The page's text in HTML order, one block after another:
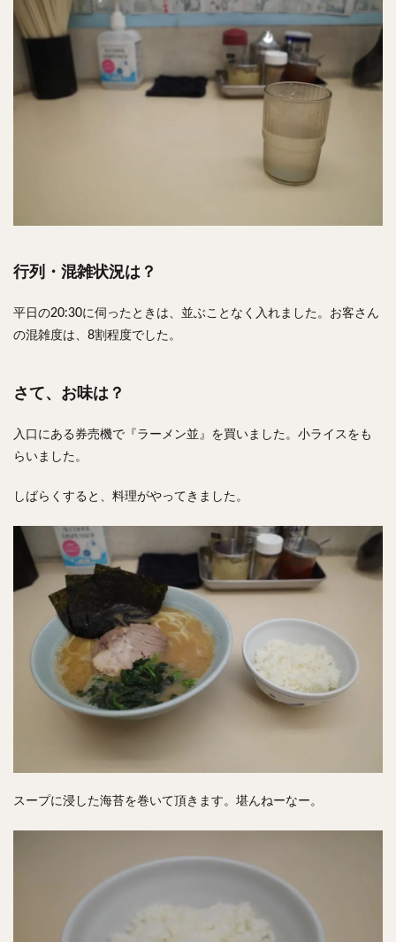
行列・混雑状況は？
平日の20:30に伺ったときは、並ぶことなく入れました。お客さん
の混雑度は、8割程度でした。
さて、お味は？
入口にある券売機で『ラーメン並』を買いました。小ライスをも
らいました。
しばらくすると、料理がやってきました。
スープに浸した海苔を巻いて頂きます。堪んねーなー。